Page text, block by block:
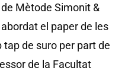
Mètode Simonit &
el paper de les
de suro per part de
de la Facultat